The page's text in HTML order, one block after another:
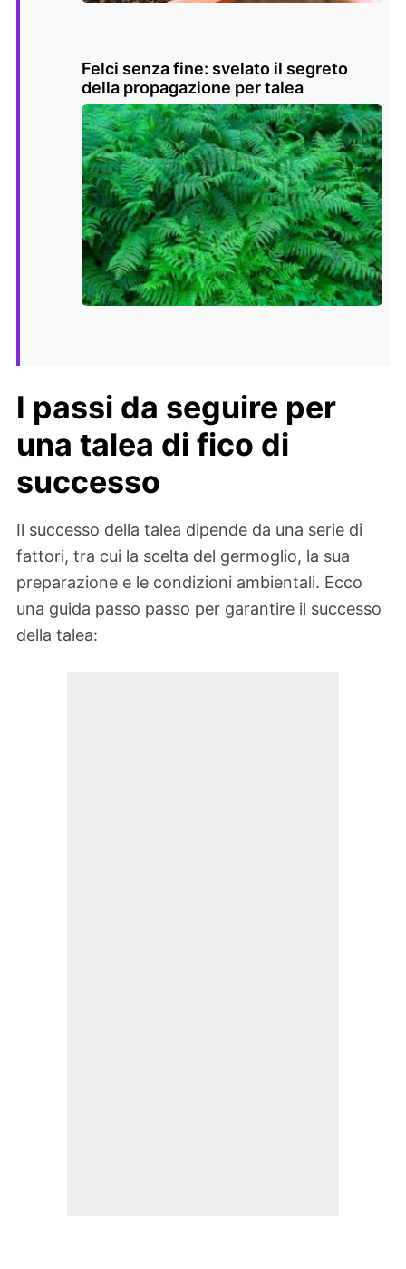
Felci senza fine: svelato il segreto
della propagazione per talea
I passi da seguire per
una talea di fico di
successo
Il successo della talea dipende da una serie di
fattori, tra cui la scelta del germoglio, la sua
preparazione e le condizioni ambientali. Ecco
una guida passo passo per garantire il successo
della talea: